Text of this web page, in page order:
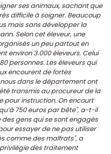
ses animaux, sachant que
difficile à soigner. Beaucoup
mais sans développer la
Selon cet éleveur, une
un peu partout en
environ 3.000 éleveurs. Celui
personnes. Les éleveurs qui
encourent de fortes
dans le département ont
transmis au procureur de la
pour instruction. On encourt
750 euros par bête", a-t-il
gens qui se sont engagés
essayer de ne pas utiliser
comme des malfrats", a
des traitement